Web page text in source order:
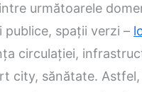
următoarele
publice, spaţii verzi –
circulaţiei,
city, sănătate. Astfel,